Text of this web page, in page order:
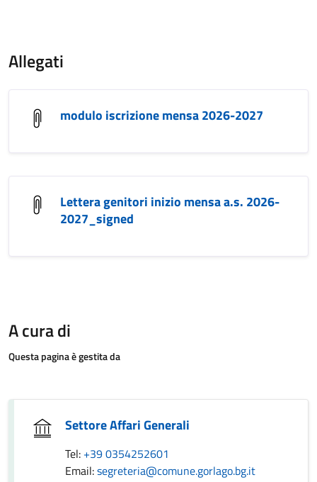
Allegati
modulo iscrizione mensa 2026-2027
Lettera genitori inizio mensa a.s. 2026-
2027_signed
A cura di
Questa pagina è gestita da
Settore Affari Generali
Tel: +39 0354252601
Email:segreteria@comune.gorlago.bg.it